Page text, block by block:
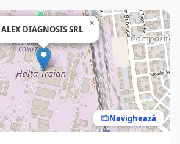
ALEX DIAGNOSIS SRL
×
Navighează